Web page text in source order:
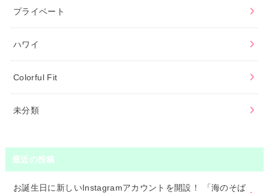
プライベート
ハワイ
Colorful Fit
未分類
最近の投稿
お誕生日に新しいInstagramアカウントを開設！ 「海のそば